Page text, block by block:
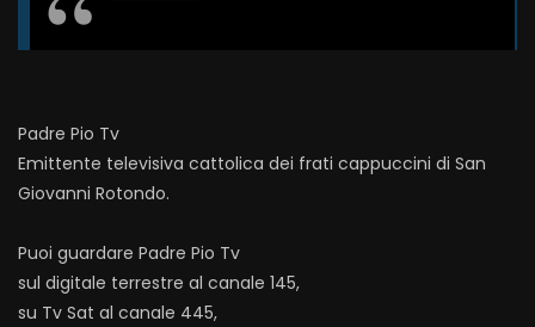
Padre Pio Tv
Emittente televisiva cattolica dei frati cappuccini di San
Giovanni Rotondo.
Puoi guardare Padre Pio Tv
sul digitale terrestre al canale 145,
su Tv Sat al canale 445,